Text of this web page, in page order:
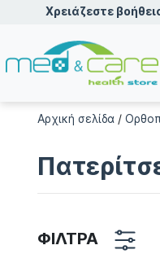
Χρειάζεστε
Αρχική σελίδα/
ΦΙΛΤΡΑ